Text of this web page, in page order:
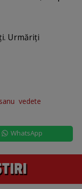
Urmăriți
vedete
WhatsApp